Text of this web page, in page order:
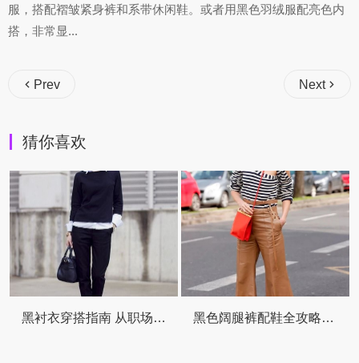
服，搭配褶皱紧身裤和系带休闲鞋。或者用黑色羽绒服配亮色内
搭，非常显...
Prev Next
猜你喜欢
黑衬衣穿搭指南 从职场到街头一网打尽 黑色阔腿裤配鞋全攻略，让你走路带风时髦翻倍